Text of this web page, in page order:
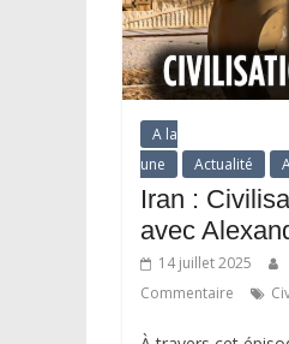
A la
une
Actualité
Iran :
avec
14 juillet 2025
Commentaire